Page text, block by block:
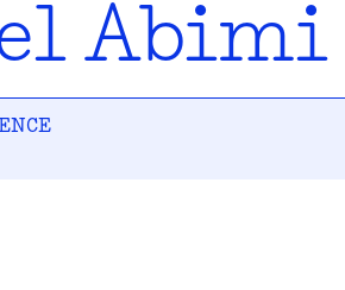
Abimi